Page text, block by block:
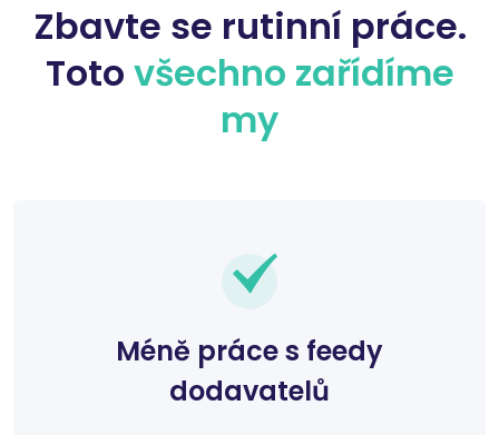
Zbavte se rutinní práce.
Toto všechno zařídíme
my
Méně práce s feedy
dodavatelů